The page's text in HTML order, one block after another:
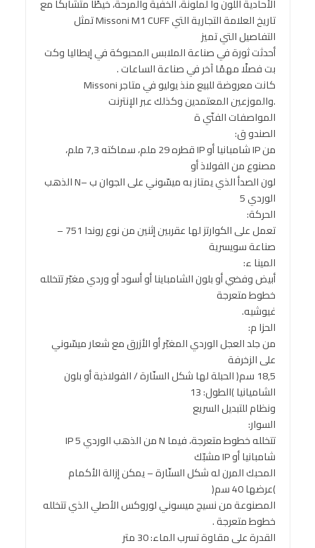
الأحادية اللون وا لملونة، الخفية والمرحة، خيطًا متشابكًا مع
تاريخ العلامة التجارية التي Missoni M1 CUFF تمثل
التفاصيل التي تميز
أحدثت ثورة في صناعة الملابس المحبوكة في إيطاليا وكت
بت فصلًا مهمًا آخر في صناعة الساعات .
كانت معروضة للبيع منذ يوليو في متاجر Missoni
.والموزعين المعتمدين وكذلك عبر الإنترنت
المواصفات الفنّي ة
الصندو ق:
من IP شامبانيا أو IP قطره 29 ملم، سماكته 7,3 ملم،
مصنوع من الفولاذ أو
لون الصدأ الذي يمتاز به ميسّوني على الجوان ب –N الذهب
الوردي 5
الحركة:
تعمل على الكوارتز لها عقربين إثنين من نوع روندا 751 –
صناعة سويسرية
المينا ء:
أبيض وفضي أو بلون الشامباينا أو أسود أو وردي مغبّر تتخلله
خطوط متعرجة
غيوشيه.
الحزا م:
من جلد العجل الوردي المغبّر أو الأزرق مع شعار ميسّوني
على الزخرفة
18,5 سم( الحبلة لها شكل السنّارة / الفولاذية أو بلون
الشاميانيا )الطول: 13
ونظام للتبديل السريع
السوار:
تتخلله خطوط متعرجة، فيما N من الذهب الوردي 5 IP
شامبانيا أو IP مشبّك
المحبك المرن له شكل السنّارة – يمكن إزالة الأكمام
)عرضها 40 سم(
المصنوعة من نسيج ميسوني لوروكس الأصلي الذي تتخلله
خطوط متعرجة .
القدرة على مقاوة تسرب الماء: 30 متر